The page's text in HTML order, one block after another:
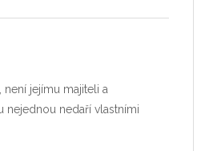
jejímu majiteli a
nejednou nedaří vlastními